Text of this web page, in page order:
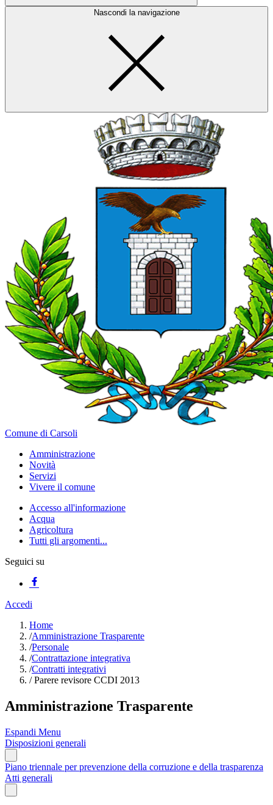
Nascondi la navigazione
Comune di Carsoli
Amministrazione
Novità
Servizi
Vivere il comune
Accesso all'informazione
Acqua
Agricoltura
Tutti gli argomenti...
Seguici su
Accedi
Home
/Amministrazione Trasparente
/Personale
/Contrattazione integrativa
/Contratti integrativi
/Parere revisore CCDI 2013
Amministrazione Trasparente
Espandi Menu
Disposizioni generali
Piano triennale per prevenzione della corruzione e della trasparenza
Atti generali